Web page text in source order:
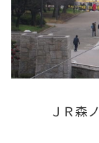
ＪＲ森